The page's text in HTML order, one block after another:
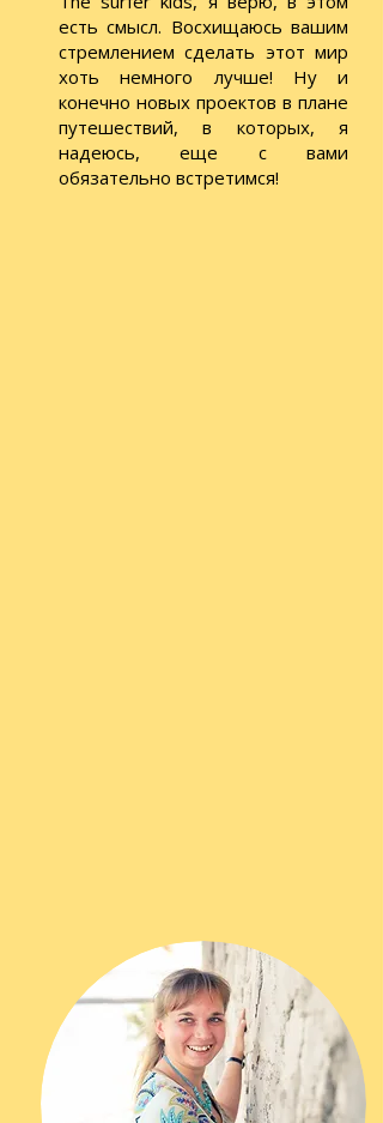
есть смысл. Восхищаюсь вашим
стремлением сделать этот мир
хоть немного лучше! Ну и
конечно новых проектов в плане
путешествий, в которых, я
надеюсь, еще с вами
обязательно встретимся!